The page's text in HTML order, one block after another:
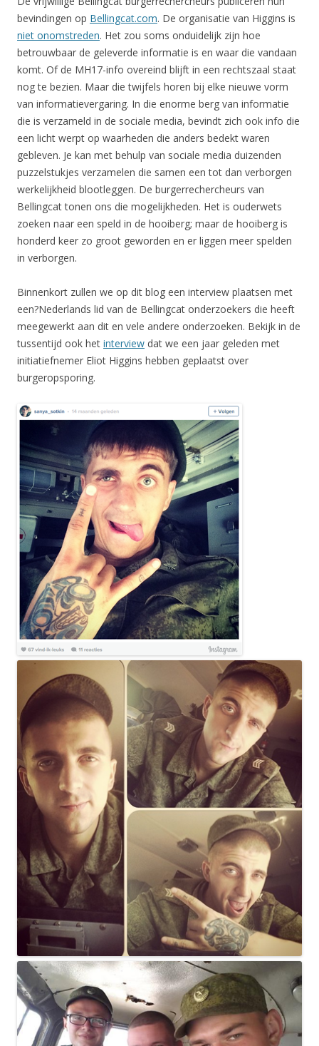
bevindingen op Bellingcat.com. De organisatie van Higgins is
niet onomstreden. Het zou soms onduidelijk zijn hoe
betrouwbaar de geleverde informatie is en waar die vandaan
komt. Of de MH17-info overeind blijft in een rechtszaal staat
nog te bezien. Maar die twijfels horen bij elke nieuwe vorm
van informatievergaring. In die enorme berg van informatie
die is verzameld in de sociale media, bevindt zich ook info die
een licht werpt op waarheden die anders bedekt waren
gebleven. Je kan met behulp van sociale media duizenden
puzzelstukjes verzamelen die samen een tot dan verborgen
werkelijkheid blootleggen. De burgerrechercheurs van
Bellingcat tonen ons die mogelijkheden. Het is ouderwets
zoeken naar een speld in de hooiberg; maar de hooiberg is
honderd keer zo groot geworden en er liggen meer spelden
in verborgen.
Binnenkort zullen we op dit blog een interview plaatsen met
een?Nederlands lid van de Bellingcat onderzoekers die heeft
meegewerkt aan dit en vele andere onderzoeken. Bekijk in de
tussentijd ook het interview dat we een jaar geleden met
initiatiefnemer Eliot Higgins hebben geplaatst over
burgeropsporing.